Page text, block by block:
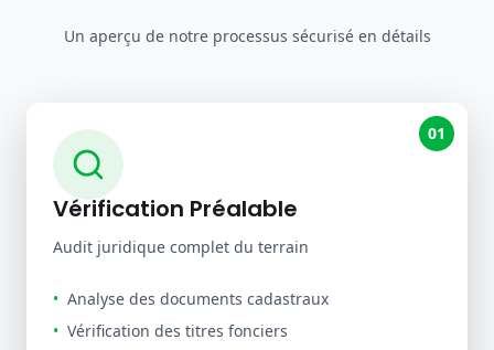
Un aperçu de notre processus sécurisé en détails
01
Vérification Préalable
Audit juridique complet du terrain
• Analyse des documents cadastraux
• Vérification des titres fonciers